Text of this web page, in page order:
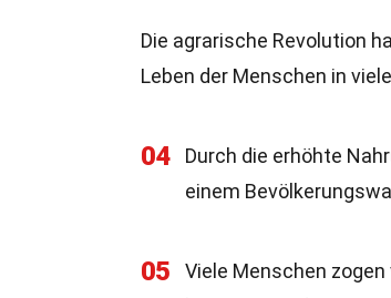
Die agrarische Revolution
Leben der Menschen in
04
Durch die erhöhte
einem
05
Viele Menschen